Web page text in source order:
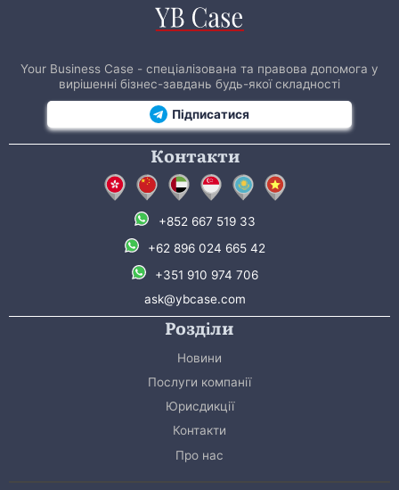
Your Business Case - спеціалізована та правова допомога у
вирішенні бізнес-завдань будь-якої складності
Підписатися
Контакти
+852 667 519 33
+62 896 024 665 42
+351 910 974 706
ask@ybcase.com
Розділи
Новини
Послуги компанії
Юрисдикції
Контакти
Про нас